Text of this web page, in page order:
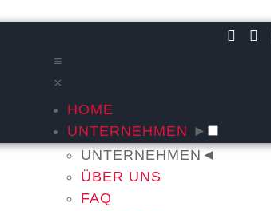
≡
×
HOME
UNTERNEHMEN ►
UNTERNEHMEN ◄
ÜBER UNS
FAQ